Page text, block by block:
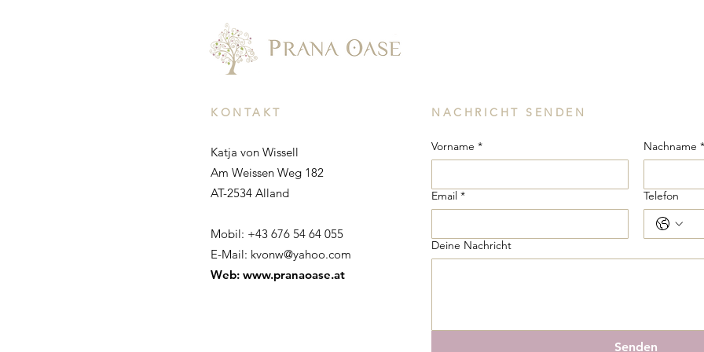
KONTAKT
Katja von Wissell
Am Weissen Weg 182
AT-2534 Alland
Mobil: +43 676 54 64 055
E-Mail: kvonw@yahoo.com
Web: www.pranaoase.at
NACHRICHT SENDEN
Vorname * Nachname *
Email * Telefon
Deine Nachricht
Senden